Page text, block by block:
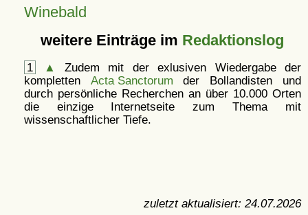
Winebald
weitere Einträge im Redaktionslog
1 ▲
Zudem mit der exlusiven Wiedergabe der
kompletten Acta Sanctorum der Bollandisten und
durch persönliche Recherchen an über 10.000 Orten
die einzige Internetseite zum Thema mit
wissenschaftlicher Tiefe.
zuletzt aktualisiert: 24.07.2026